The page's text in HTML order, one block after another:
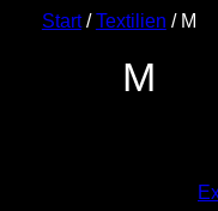
Start/Textilien / M
M